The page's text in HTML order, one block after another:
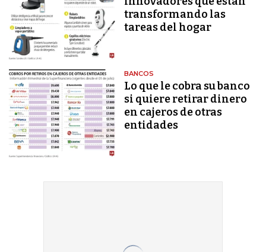
transformando las
tareas del hogar
BANCOS
Lo que le cobra su banco
si quiere retirar dinero
en cajeros de otras
entidades